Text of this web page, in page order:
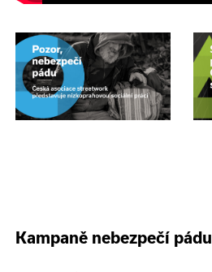
Kampaně nebezpečí pádu